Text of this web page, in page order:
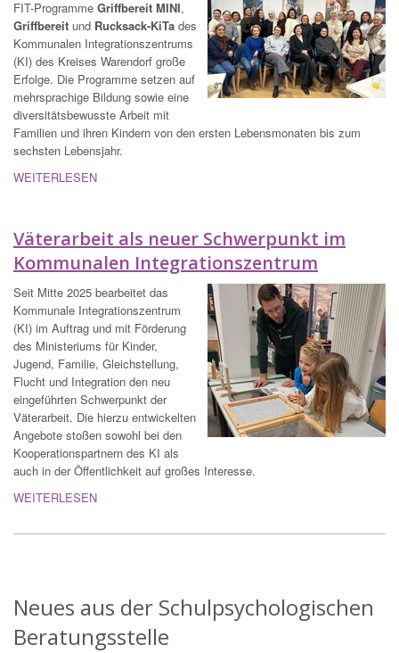
FIT-Programme Griffbereit MINI,
Griffbereit und Rucksack-KiTa des
Kommunalen Integrationszentrums
(KI) des Kreises Warendorf große
Erfolge. Die Programme setzen auf
mehrsprachige Bildung sowie eine
diversitätsbewusste Arbeit mit
Familien und ihren Kindern von den ersten Lebensmonaten bis zum
sechsten Lebensjahr.
WEITERLESEN
Väterarbeit als neuer Schwerpunkt im
Kommunalen Integrationszentrum
Seit Mitte 2025 bearbeitet das
Kommunale Integrationszentrum
(KI) im Auftrag und mit Förderung
des Ministeriums für Kinder,
Jugend, Familie, Gleichstellung,
Flucht und Integration den neu
eingeführten Schwerpunkt der
Väterarbeit. Die hierzu entwickelten
Angebote stoßen sowohl bei den
Kooperationspartnern des KI als
auch in der Öffentlichkeit auf großes Interesse.
WEITERLESEN
Neues aus der Schulpsychologischen
Beratungsstelle